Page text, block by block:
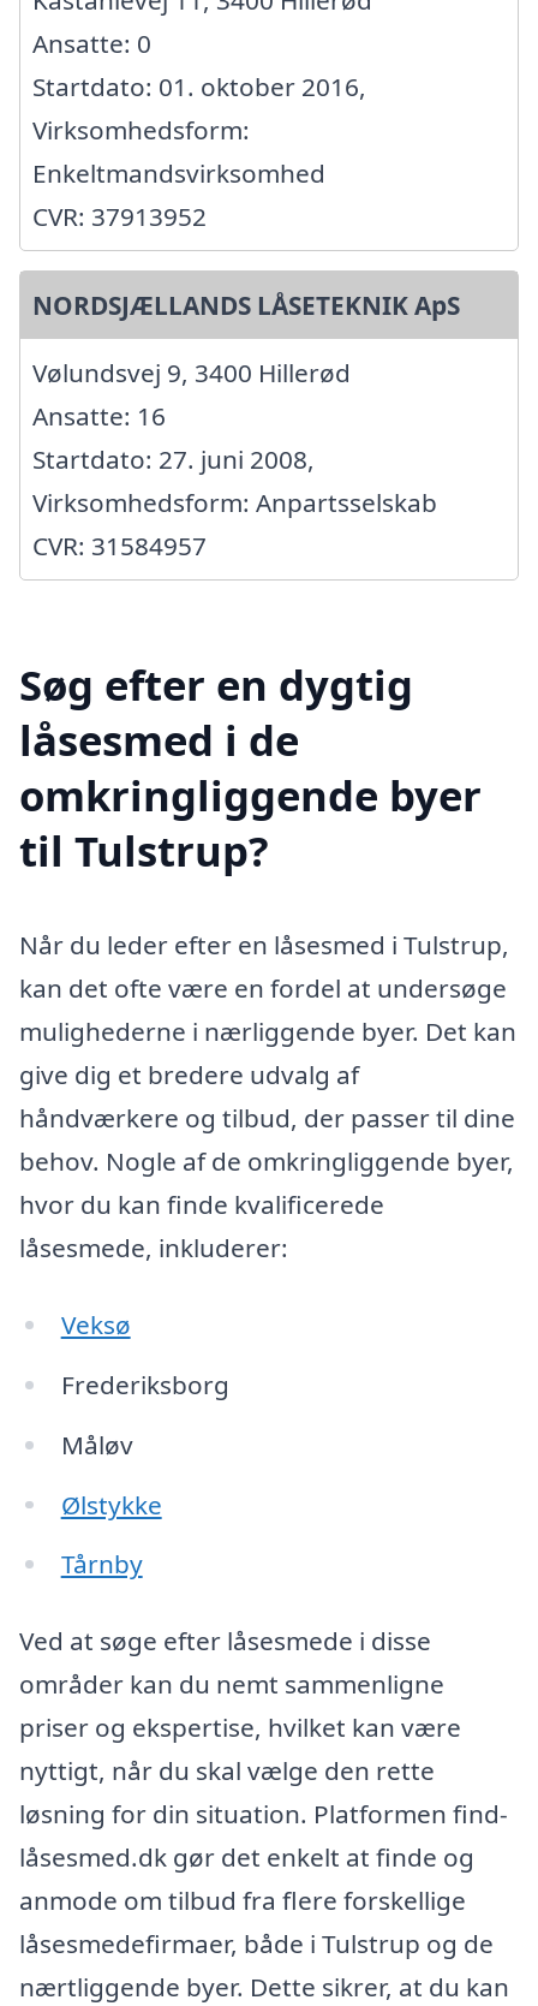
Ansatte: 0
Startdato: 01. oktober 2016,
Virksomhedsform:
Enkeltmandsvirksomhed
CVR: 37913952
NORDSJÆLLANDS LÅSETEKNIK ApS
Vølundsvej 9, 3400 Hillerød
Ansatte: 16
Startdato: 27. juni 2008,
Virksomhedsform: Anpartsselskab
CVR: 31584957
Søg efter en dygtig
låsesmed i de
omkringliggende byer
til Tulstrup?
Når du leder efter en låsesmed i Tulstrup,
kan det ofte være en fordel at undersøge
mulighederne i nærliggende byer. Det kan
give dig et bredere udvalg af
håndværkere og tilbud, der passer til dine
behov. Nogle af de omkringliggende byer,
hvor du kan finde kvalificerede
låsesmede, inkluderer:
Veksø
Frederiksborg
Måløv
Ølstykke
Tårnby
Ved at søge efter låsesmede i disse
områder kan du nemt sammenligne
priser og ekspertise, hvilket kan være
nyttigt, når du skal vælge den rette
løsning for din situation. Platformen find-
låsesmed.dk gør det enkelt at finde og
anmode om tilbud fra flere forskellige
låsesmedefirmaer, både i Tulstrup og de
nærtliggende byer. Dette sikrer, at du kan